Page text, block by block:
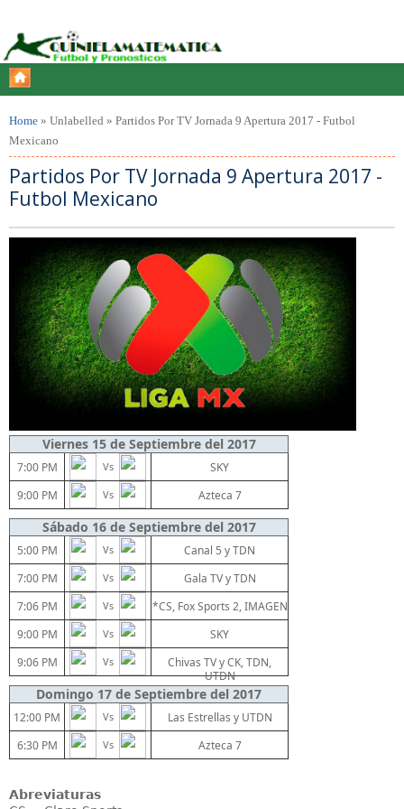
Home » Unlabelled » Partidos Por TV Jornada 9 Apertura 2017 - Futbol
Mexicano
Partidos Por TV Jornada 9 Apertura 2017 -
Futbol Mexicano
Viernes 15 de Septiembre del 2017
7:00 PM Vs
SKY
9:00 PM
Vs Azteca 7
Sábado 16 de Septiembre del 2017
5:00 PM Vs
Canal 5 y TDN
7:00 PM
Vs
Gala TV y TDN
7:06 PM
Vs
*CS, Fox Sports 2, IMAGEN
9:00 PM
Vs
SKY
9:06 PM
Vs
Chivas TV y CK, TDN,
UTDN
Domingo 17 de Septiembre del 2017
12:00 PM Vs
Las Estrellas y UTDN
6:30 PM
Vs Azteca 7
Abreviaturas